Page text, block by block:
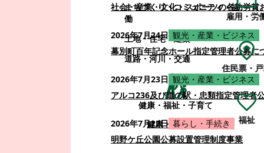
まちづくり・コミュニティ・協
働
土地・住宅・建築
道路・河川・交通
健康・福祉・子育て
健康・福祉・子育て
社会・産業・文化・スポーツの各功労
2026年7月24日 観光・産業・ビジネス
幕別町百年記念ホール指定管理者公募に
2026年7月23日 観光・産業・ビジネス
アルコ236及び道の駅・忠類指定管理者
2026年7月22日 暮らし・手続き
明野ケ丘公園公募設置管理制度事業
雇用・労
住民票・
福祉